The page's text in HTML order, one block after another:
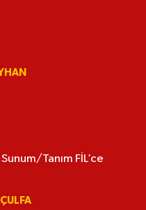
Tanım FİL’ce